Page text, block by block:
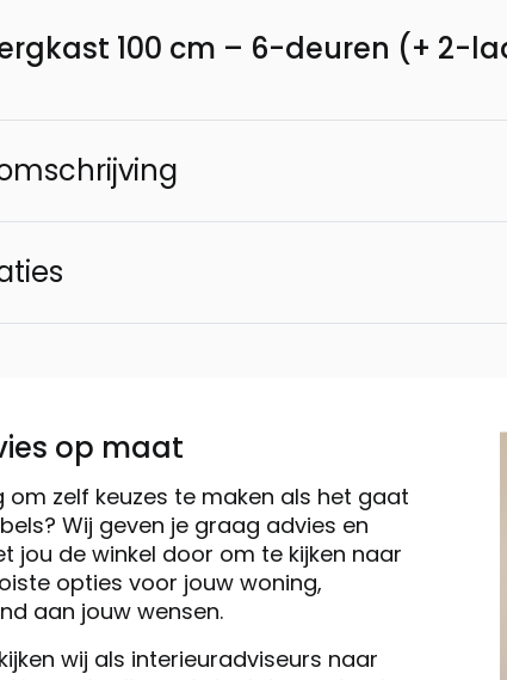
100 cm – 6-deuren (+ 2-
op maat
om zelf keuzes te maken als het gaat
Wij geven je graag advies en
jou de winkel door om te kijken naar
opties voor jouw woning,
aan jouw wensen.
wij als interieuradviseurs naar